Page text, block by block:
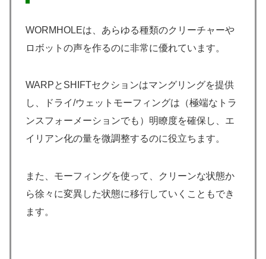
WORMHOLEは、あらゆる種類のクリーチャーや
ロボットの声を作るのに非常に優れています。
WARPとSHIFTセクションはマングリングを提供
し、ドライ/ウェットモーフィングは（極端なトラ
ンスフォーメーションでも）明瞭度を確保し、エ
イリアン化の量を微調整するのに役立ちます。
また、モーフィングを使って、クリーンな状態か
ら徐々に変異した状態に移行していくこともでき
ます。